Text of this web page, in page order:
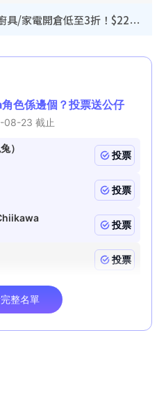
廚具開倉｜特福Tefal廚具/家電開倉低至3折！$220起買平底鍋/炒鑊/湯煲！電飯煲/吸塵機/燙斗$418起